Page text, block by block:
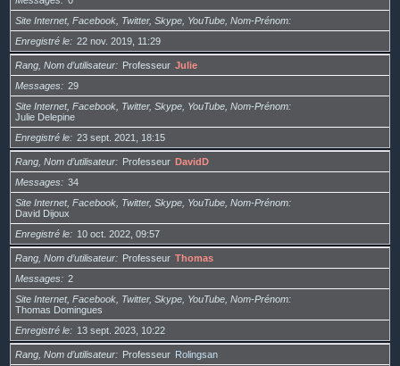
Site Internet, Facebook, Twitter, Skype, YouTube, Nom-Prénom
Enregistré le
22 nov. 2019, 11:29
Rang, Nom d’utilisateur Professeur Julie
Messages
29
Site Internet, Facebook, Twitter, Skype, YouTube, Nom-Prénom
Julie Delepine
Enregistré le
23 sept. 2021, 18:15
Rang, Nom d’utilisateur Professeur DavidD
Messages
34
Site Internet, Facebook, Twitter, Skype, YouTube, Nom-Prénom
David Dijoux
Enregistré le
10 oct. 2022, 09:57
Rang, Nom d’utilisateur Professeur Thomas
Messages
2
Site Internet, Facebook, Twitter, Skype, YouTube, Nom-Prénom
Thomas Domingues
Enregistré le
13 sept. 2023, 10:22
Rang, Nom d’utilisateur Professeur Rolingsan